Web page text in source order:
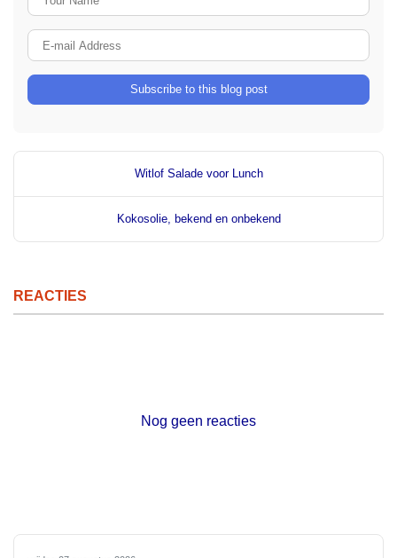
Subscribe to this blog post
Witlof Salade voor Lunch
Kokosolie, bekend en onbekend
REACTIES
Nog geen reacties